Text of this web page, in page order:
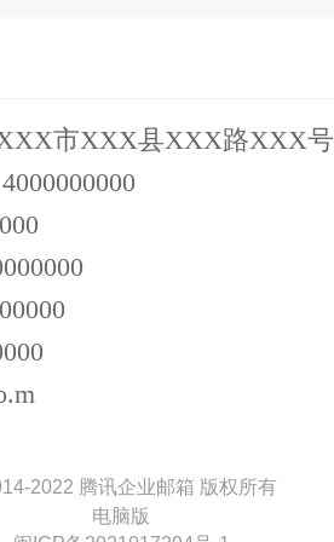
市XXX县XXX路XXX号
：4000000000
00000
00000000
2022 腾讯企业邮箱 版权所有
电脑版